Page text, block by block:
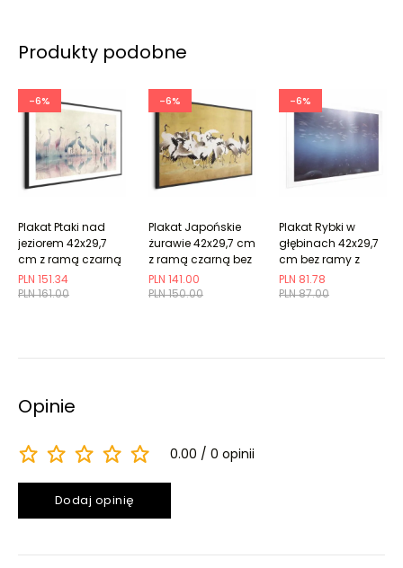
Produkty podobne
-6%
PLN 161.00
PLN 151.34
Plakat Ptaki nad
jeziorem 42x29,7
cm z ramą czarną
z marginesem
-6%
PLN 150.00
PLN 141.00
Plakat Japońskie
żurawie 42x29,7 cm
z ramą czarną bez
marginesu
-6%
PLN 87.00
PLN 81.78
Plakat Rybki w
głębinach 42x29,7
cm bez ramy z
marginesem
Opinie
0.00 0 opinii
Dodaj opinię